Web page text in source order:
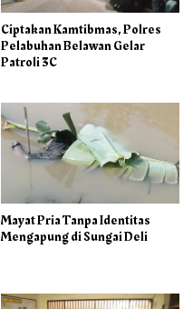
Ciptakan Kamtibmas, Polres
Pelabuhan Belawan Gelar
Patroli 3C
Mayat Pria Tanpa Identitas
Mengapung di Sungai Deli